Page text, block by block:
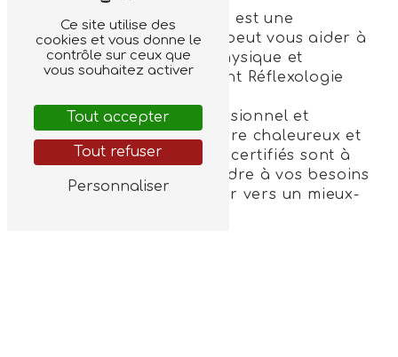
Le drainage lymphatique est une
approche holistique qui peut vous aider à
retrouver un équilibre physique et
émotionnel. En choisissant Réflexologie
accompagnement professionnel et
attentionné, dans un cadre chaleureux et
apaisant. Nos praticiens certifiés sont à
votre écoute pour répondre à vos besoins
spécifiques et vous guider vers un mieux-
Ce site utilise des
cookies et vous donne le
contrôle sur ceux que
vous souhaitez activer
Tout accepter
Tout refuser
Personnaliser